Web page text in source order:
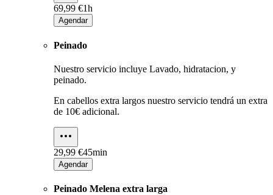
69,99 €1h
Agendar
Peinado
Nuestro servicio incluye Lavado, hidratacion, y
peinado.
En cabellos extra largos nuestro servicio tendrá un extra
de 10€ adicional.
29,99 €45min
Agendar
Peinado Melena extra larga